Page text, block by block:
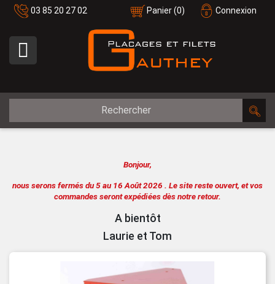
03 85 20 27 02 Connexion
Panier(0)

Bonjour,
nous serons fermés du 5 au 16 Août 2026 . Le site reste ouvert, et vos
commandes seront expédiées dès notre retour.
A bientôt
Laurie et Tom